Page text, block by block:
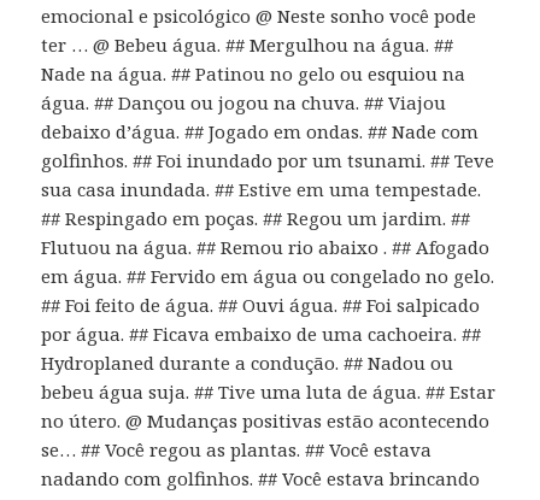
emocional e psicológico @ Neste sonho você pode
ter … @ Bebeu água. ## Mergulhou na água. ##
Nade na água. ## Patinou no gelo ou esquiou na
água. ## Dançou ou jogou na chuva. ## Viajou
debaixo d’água. ## Jogado em ondas. ## Nade com
golfinhos. ## Foi inundado por um tsunami. ## Teve
sua casa inundada. ## Estive em uma tempestade.
## Respingado em poças. ## Regou um jardim. ##
Flutuou na água. ## Remou rio abaixo . ## Afogado
em água. ## Fervido em água ou congelado no gelo.
## Foi feito de água. ## Ouvi água. ## Foi salpicado
por água. ## Ficava embaixo de uma cachoeira. ##
Hydroplaned durante a condução. ## Nadou ou
bebeu água suja. ## Tive uma luta de água. ## Estar
no útero. @ Mudanças positivas estão acontecendo
se… ## Você regou as plantas. ## Você estava
nadando com golfinhos. ## Você estava brincando